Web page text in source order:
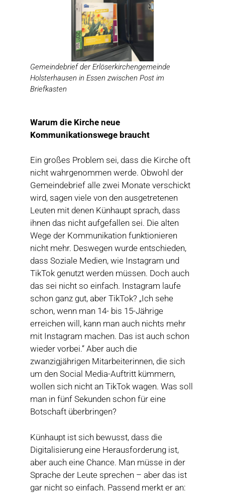
Gemeindebrief der Erlöserkirchengemeinde
Holsterhausen in Essen zwischen Post im
Briefkasten
Warum die Kirche neue
Kommunikationswege braucht
Ein großes Problem sei, dass die Kirche oft
nicht wahrgenommen werde. Obwohl der
Gemeindebrief alle zwei Monate verschickt
wird, sagen viele von den ausgetretenen
Leuten mit denen Künhaupt sprach, dass
ihnen das nicht aufgefallen sei. Die alten
Wege der Kommunikation funktionieren
nicht mehr. Deswegen wurde entschieden,
dass Soziale Medien, wie Instagram und
TikTok genutzt werden müssen. Doch auch
das sei nicht so einfach. Instagram laufe
schon ganz gut, aber TikTok? „Ich sehe
schon, wenn man 14- bis 15-Jährige
erreichen will, kann man auch nichts mehr
mit Instagram machen. Das ist auch schon
wieder vorbei.“ Aber auch die
zwanzigjährigen Mitarbeiterinnen, die sich
um den Social Media-Auftritt kümmern,
wollen sich nicht an TikTok wagen. Was soll
man in fünf Sekunden schon für eine
Botschaft überbringen?
Künhaupt ist sich bewusst, dass die
Digitalisierung eine Herausforderung ist,
aber auch eine Chance. Man müsse in der
Sprache der Leute sprechen – aber das ist
gar nicht so einfach. Passend merkt er an: